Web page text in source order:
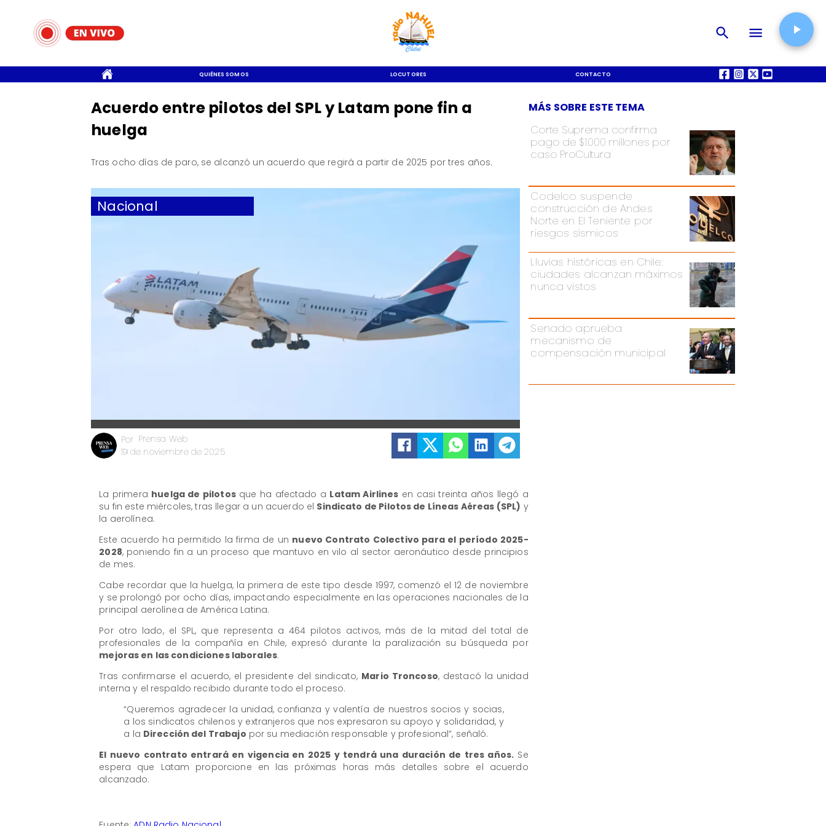
QUIÉNES SOMOS LOCUTORES CONTACTO QUIÉNES SOMOS
Nacional
Prensa Web
Por
19 de noviembre de 2025
Corte Suprema confirma
pago de $1.000 millones por
caso ProCultura
Codelco suspende
construcción de Andes
Norte en El Teniente por
riesgos sísmicos
Lluvias históricas en Chile:
ciudades alcanzan máximos
nunca vistos
Senado aprueba
mecanismo de
compensación municipal
MÁS SOBRE ESTE TEMA
Acuerdo entre pilotos del SPL y Latam pone fin a
huelga
Tras ocho días de paro, se alcanzó un acuerdo que regirá a partir de 2025 por tres años.
La primera huelga de pilotosque ha afectado a Latam Airlines en casi treinta años llegó a
su fin este miércoles, tras llegar a un acuerdo el Sindicato de Pilotos de Líneas Aéreas (SPL) y
la aerolínea.
Este acuerdo ha permitido la firma de un nuevo Contrato Colectivo para el período 2025-
2028, poniendo fin a un proceso que mantuvo en vilo al sector aeronáutico desde principios
de mes.
Cabe recordar que la huelga, la primera de este tipo desde 1997, comenzó el 12 de noviembre
y se prolongó por ocho días, impactando especialmente en las operaciones nacionales de la
principal aerolínea de América Latina.
Por otro lado, el SPL, que representa a 464 pilotos activos, más de la mitad del total de
profesionales de la compañía en Chile, expresó durante la paralización su búsqueda por
mejoras en las condiciones laborales.
Tras confirmarse el acuerdo, el presidente del sindicato, Mario Troncoso, destacó la unidad
interna y el respaldo recibido durante todo el proceso.
“Queremos agradecer la unidad, confianza y valentía de nuestros socios y socias,
a los sindicatos chilenos y extranjeros que nos expresaron su apoyo y solidaridad, y
a la Dirección del Trabajo por su mediación responsable y profesional”, señaló.
El nuevo contrato entrará en vigencia en 2025 y tendrá una duración de tres años. Se
espera que Latam proporcione en las próximas horas más detalles sobre el acuerdo
alcanzado.